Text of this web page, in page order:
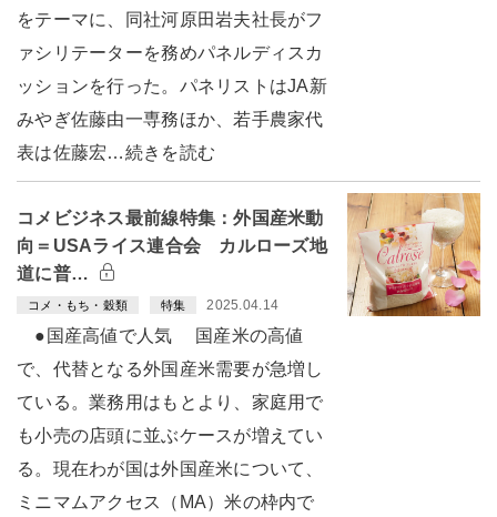
をテーマに、同社河原田岩夫社長がフ
ァシリテーターを務めパネルディスカ
ッションを行った。パネリストはJA新
みやぎ佐藤由一専務ほか、若手農家代
表は佐藤宏…続きを読む
コメビジネス最前線特集：外国産米動
向＝USAライス連合会 カルローズ地
道に普…
コメ・もち・穀類 特集 2025.04.14
●国産高値で人気 国産米の高値
で、代替となる外国産米需要が急増し
ている。業務用はもとより、家庭用で
も小売の店頭に並ぶケースが増えてい
る。現在わが国は外国産米について、
ミニマムアクセス（MA）米の枠内で